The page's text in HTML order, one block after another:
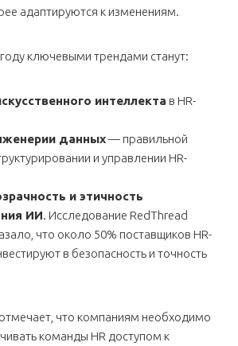
адаптируются к изменениям.
ключевыми трендами станут:
интеллекта в HR-
данных— правильной
и управлении HR-
и этичность
ИИ. Исследование RedThread
что около 50% поставщиков HR-
в безопасность и точность
что компаниям необходимо
команды HR доступом к